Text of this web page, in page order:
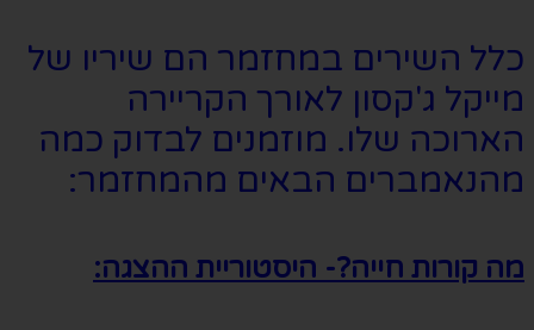
כלל השירים במחזמר הם שיריו של
מייקל ג'קסון לאורך הקריירה
הארוכה שלו. מוזמנים לבדוק כמה
מהנאמברים הבאים מהמחזמר:
מה קורות חייה?- היסטוריית ההצגה: